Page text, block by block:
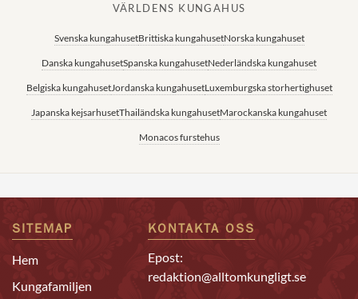
VÄRLDENS KUNGAHUS
Svenska kungahusetBrittiska kungahusetNorska kungahuset
Danska kungahusetSpanska kungahusetNederländska kungahuset
Belgiska kungahusetJordanska kungahusetLuxemburgska storhertighuset
Japanska kejsarhusetThailändska kungahusetMarockanska kungahuset
Monacos furstehus
SITEMAP
Hem
Kungafamiljen
KONTAKTA OSS
Epost:
redaktion@alltomkungligt.se